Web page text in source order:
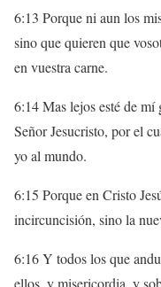
6:13 Porque ni aun los
sino que quieren que
en vuestra carne.
6:14 Mas lejos esté de
Señor Jesucristo, por el
yo al mundo.
6:15 Porque en Cristo
incircuncisión, sino la
6:16 Y todos los que
ellos, y misericordia, y